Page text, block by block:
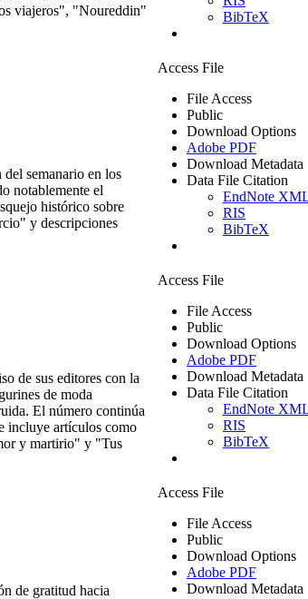
viajeros", "Noureddin"
BibTeX
semanario en los
notablemente el
histórico sobre
y descripciones
Access File
File Access
Public
Download Options
Adobe PDF
Download Metadata
Data File Citation
EndNote
RIS
BibTeX
de sus editores con la
de moda
El número continúa
incluye artículos como
y martirio" y "Tus
Access File
File Access
Public
Download Options
Adobe PDF
Download Metadata
Data File Citation
EndNote
RIS
BibTeX
de gratitud hacia
Access File
File Access
Public
Download Options
Adobe PDF
Download Metadata